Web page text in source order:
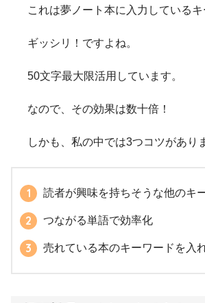
これは夢ノート本に入力しているキ
ギッシリ！ですよね。
50文字最大限活用しています。
なので、その効果は数十倍！
しかも、私の中では3つコツがあり
読者が興味を持ちそうな他のキ
つながる単語で効率化
売れている本のキーワードを入